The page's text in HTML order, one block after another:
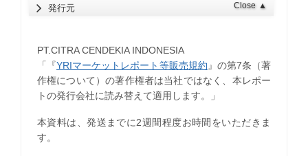
発行元 Close ▲
PT.CITRA CENDEKIA INDONESIA
「『YRIマーケットレポート等販売規約』の第7条（著
作権について）の著作権者は当社ではなく、本レポー
トの発行会社に読み替えて適用します。」
本資料は、発送までに2週間程度お時間をいただきま
す。